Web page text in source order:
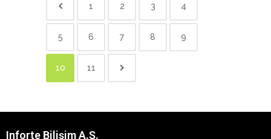
1 2 3 4
5 6 7 8 9
10 11
Inforte Bilişim A.Ş.